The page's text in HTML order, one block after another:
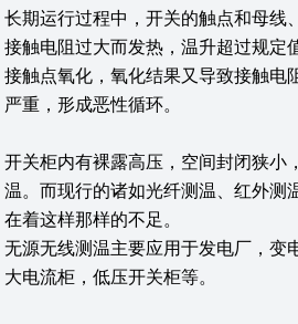
长期运行过程中，开关的触点和母线
接触电阻过大而发热，温升超过规定
接触点氧化，氧化结果又导致接触电
严重，形成恶性循环。
开关柜内有裸露高压，空间封闭狭小
温。而现行的诸如光纤测温、红外测
在着这样那样的不足。
无源无线测温主要应用于发电厂，变
大电流柜，低压开关柜等。